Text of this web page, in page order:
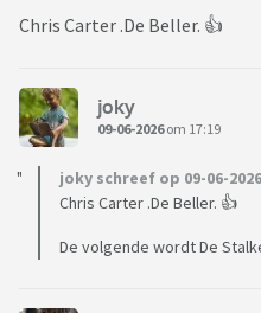
Chris Carter .De Beller. 👍
joky
09-06-2026om 17:19
joky schreef op 09-06-
Chris Carter .De Beller. 👍
De volgende wordt De